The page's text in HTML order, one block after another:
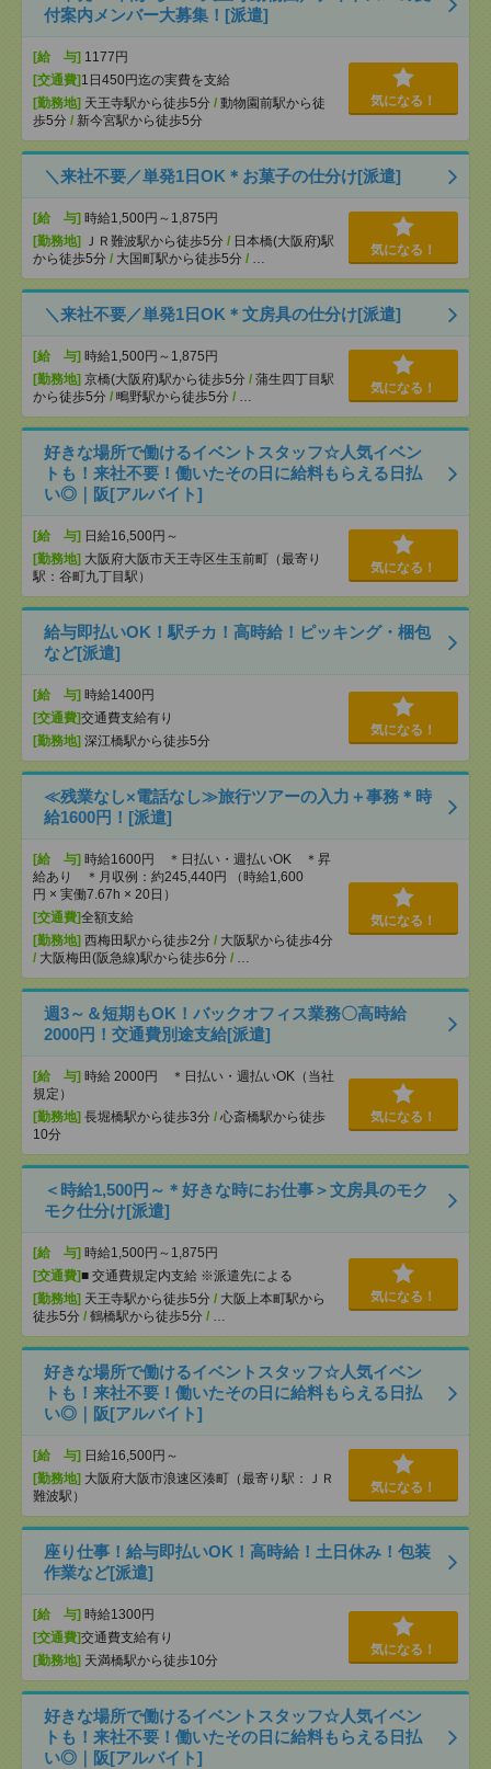
付案内メンバー大募集！[派遣]
[給 与] 1177円
[交通費] 1日450円迄の実費を支給
[勤務地] 天王寺駅から徒歩5分 / 動物園前駅から徒
歩5分 / 新今宮駅から徒歩5分
気になる！
＼来社不要／単発1日OK＊お菓子の仕分け[派遣]
[給 与] 時給1,500円～1,875円
[勤務地]
ＪＲ難波駅から徒歩5分 / 日本橋(大阪府)駅
から徒歩5分 / 大国町駅から徒歩5分 / …
気になる！
＼来社不要／単発1日OK＊文房具の仕分け[派遣]
[給 与] 時給1,500円～1,875円
[勤務地] 京橋(大阪府)駅から徒歩5分 / 蒲生四丁目駅
から徒歩5分 / 鴫野駅から徒歩5分 / …
気になる！
好きな場所で働けるイベントスタッフ☆人気イベン
トも！来社不要！働いたその日に給料もらえる日払
い◎｜阪[アルバイト]
[給 与] 日給16,500円～
[勤務地] 大阪府大阪市天王寺区生玉前町（最寄り
駅：谷町九丁目駅）
気になる！
給与即払いOK！駅チカ！高時給！ピッキング・梱包
など[派遣]
[給 与] 時給1400円
[交通費]交通費支給有り
[勤務地] 深江橋駅から徒歩5分
気になる！
≪残業なし×電話なし≫旅行ツアーの入力＋事務＊時
給1600円！[派遣]
[給 与] 時給1600円 ＊日払い・週払いOK ＊昇
給あり ＊月収例：約245,440円 （時給1,600
円 × 実働7.67h × 20日）
[交通費]全額支給
[勤務地] 西梅田駅から徒歩2分 / 大阪駅から徒歩4分
/ 大阪梅田(阪急線)駅から徒歩6分 / …
気になる！
週3～＆短期もOK！バックオフィス業務〇高時給
2000円！交通費別途支給[派遣]
[給 与] 時給 2000円 ＊日払い・週払いOK（当社
規定）
[勤務地] 長堀橋駅から徒歩3分 / 心斎橋駅から徒歩
10分
気になる！
＜時給1,500円～＊好きな時にお仕事＞文房具のモク
モク仕分け[派遣]
[給 与] 時給1,500円～1,875円
[交通費]■ 交通費規定内支給 ※派遣先による
[勤務地] 天王寺駅から徒歩5分 / 大阪上本町駅から
徒歩5分 / 鶴橋駅から徒歩5分 / …
気になる！
好きな場所で働けるイベントスタッフ☆人気イベン
トも！来社不要！働いたその日に給料もらえる日払
い◎｜阪[アルバイト]
[給 与] 日給16,500円～
[勤務地] 大阪府大阪市浪速区湊町（最寄り駅：ＪＲ
難波駅）
気になる！
座り仕事！給与即払いOK！高時給！土日休み！包装
作業など[派遣]
[給 与] 時給1300円
[交通費]交通費支給有り
[勤務地] 天満橋駅から徒歩10分
気になる！
好きな場所で働けるイベントスタッフ☆人気イベン
トも！来社不要！働いたその日に給料もらえる日払
い◎｜阪[アルバイト]